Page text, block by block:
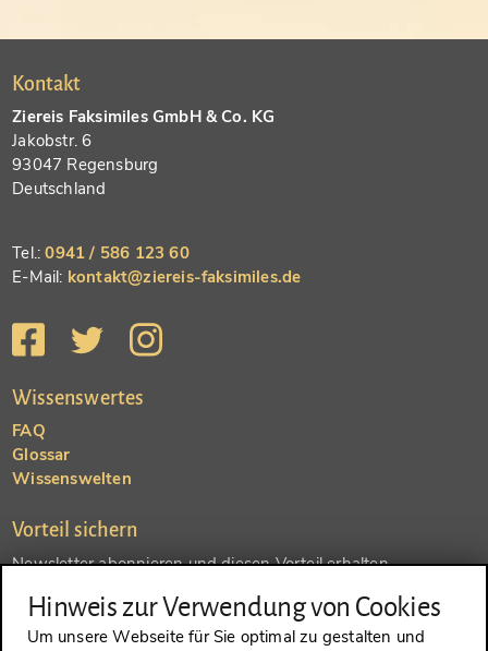
Kontakt
Ziereis Faksimiles GmbH & Co. KG
Jakobstr. 6
93047 Regensburg
Deutschland
Tel.:0941 / 586 123 60
E-Mail: kontakt@ziereis-faksimiles.de
Wissenswertes
FAQ
Glossar
Wissenswelten
Vorteil sichern
Newsletter abonnieren und diesen Vorteil erhalten
SENDEN
Hinweis zur Verwendung von Cookies
Um unsere Webseite für Sie optimal zu gestalten und